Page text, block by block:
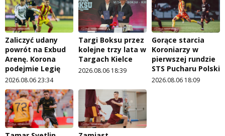
Zaliczyć udany
powrót na Exbud
Arenę. Korona
podejmie Legię
2026.08.06 23:34
Targi Boksu przez
kolejne trzy lata w
Targach Kielce
2026.08.06 18:39
Gorące starcia
Koroniarzy w
pierwszej rundzie
STS Pucharu Polski
2026.08.06 18:09